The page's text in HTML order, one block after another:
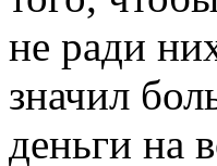
не ради
значил
деньги на